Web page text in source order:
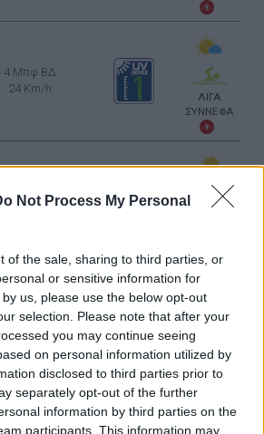
Not Process My Personal
of the sale, sharing to third parties, or
or sensitive information for
us, please use the below opt-out
selection. Please note that after your
you may continue seeing
on personal information utilized by
disclosed to third parties prior to
separately opt-out of the further
information by third parties on the
participants. This information may
4 Μπφ ΒΔ
24 Km/h
ΛΙΓΑ
ΣΥΝΝΕΦΑ
24 Km/h
4 Μπφ B
24 Km/h
ΚΑΘΑΡΟΣ
3 Μπφ ΒΔ
16 Km/h
ΚΑΘΑΡΟΣ